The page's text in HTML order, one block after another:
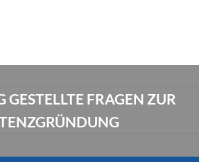
GESTELLTE FRAGEN ZUR